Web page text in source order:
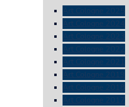
Art Cologne 2025
Art Cologne 2024
Art Cologne 2023
Art Cologne 2022
Art Cologne 2021
Art Cologne 2019
Art Cologne 2018
Art Cologne 2017